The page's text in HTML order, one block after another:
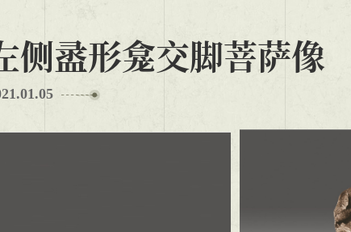
侧盝形龛交脚菩萨像